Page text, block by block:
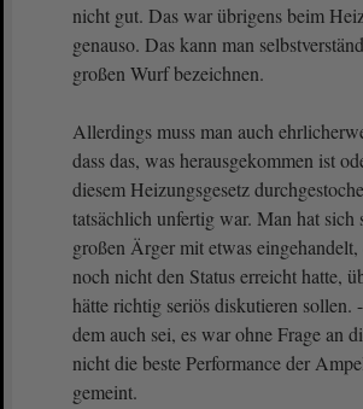
nicht gut. Das war übrigens beim
genauso. Das kann man
großen Wurf bezeichnen.
Allerdings muss man auch
dass das, was herausgekommen ist
diesem Heizungsgesetz
tatsächlich unfertig war. Man hat sich
großen Ärger mit etwas eingehandelt,
noch nicht den Status erreicht hatte,
hätte richtig seriös diskutieren sollen.
dem auch sei, es war ohne Frage an
nicht die beste Performance der
gemeint.